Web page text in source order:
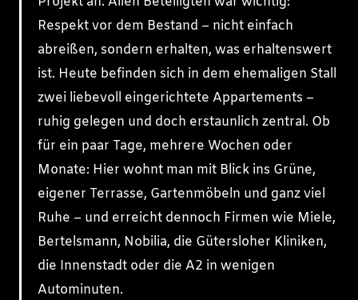
Respekt vor dem Bestand – nicht einfach
abreißen, sondern erhalten, was erhaltenswert
ist. Heute befinden sich in dem ehemaligen Stall
zwei liebevoll eingerichtete Appartements –
ruhig gelegen und doch erstaunlich zentral. Ob
für ein paar Tage, mehrere Wochen oder
Monate: Hier wohnt man mit Blick ins Grüne,
eigener Terrasse, Gartenmöbeln und ganz viel
Ruhe – und erreicht dennoch Firmen wie Miele,
Bertelsmann, Nobilia, die Gütersloher Kliniken,
die Innenstadt oder die A2 in wenigen
Autominuten.